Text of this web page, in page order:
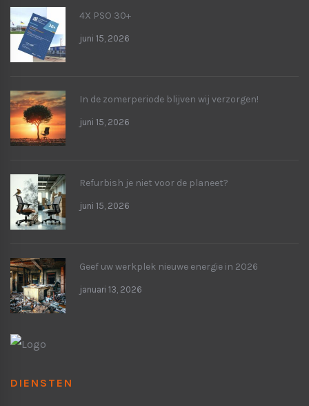
4X PSO 30+
juni 15, 2026
In de zomerperiode blijven wij verzorgen!
juni 15, 2026
Refurbish je niet voor de planeet?
juni 15, 2026
Geef uw werkplek nieuwe energie in 2026
januari 13, 2026
DIENSTEN